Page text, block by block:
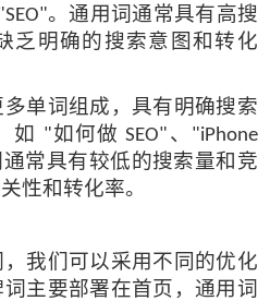
。通用词通常具有高搜
乏明确的搜索意图和转化
单词组成，具有明确搜索
如
"如何做SEO" 、
"iPhone
常具有较低的搜索量和竞
性和转化率。
我们可以采用不同的优化
主要部署在首页，通用词